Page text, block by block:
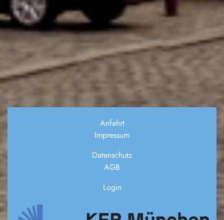
Anfahrt
Impressum
Datenschutz
AGB
Login